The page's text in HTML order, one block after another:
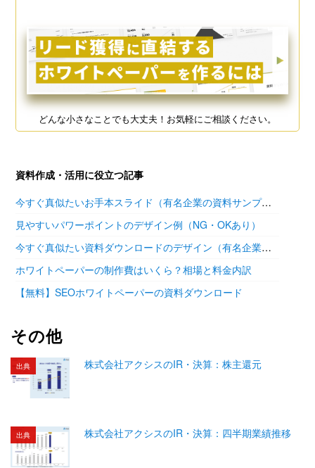
どんな小さなことでも大丈夫！お気軽にご相談ください。
資料作成・活用に役立つ記事
今すぐ真似たいお手本スライド（有名企業の資料サンプル11選）
見やすいパワーポイントのデザイン例（NG・OKあり）
今すぐ真似たい資料ダウンロードのデザイン（有名企業の参考あり）
ホワイトペーパーの制作費はいくら？相場と料金内訳
【無料】SEOホワイトペーパーの資料ダウンロード
その他
出典 株式会社アクシスのIR・決算：株主還元
出典 株式会社アクシスのIR・決算：四半期業績推移